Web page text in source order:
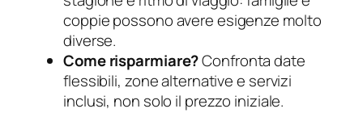
coppie possono avere esigenze molto
diverse.
Come risparmiare?Confronta date
flessibili, zone alternative e servizi
inclusi, non solo il prezzo iniziale.